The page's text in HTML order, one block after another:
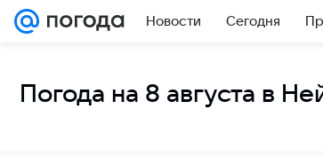
Новости Сегодня
Погода на 8 августа в